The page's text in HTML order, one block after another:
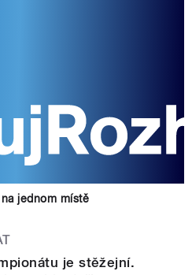
jednom místě
je stěžejní.